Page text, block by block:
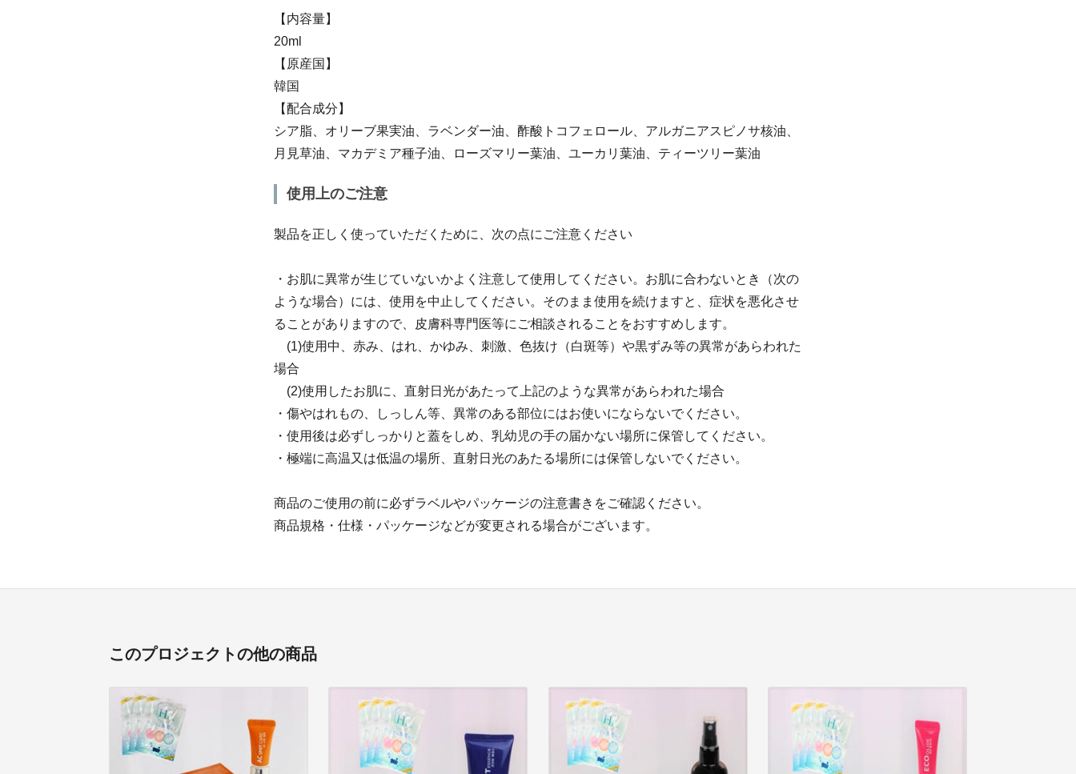
【内容量】
20ml
【原産国】
韓国
【配合成分】
シア脂、オリーブ果実油、ラベンダー油、酢酸トコフェロール、アルガニアスピノサ核油、
月見草油、マカデミア種子油、ローズマリー葉油、ユーカリ葉油、ティーツリー葉油
使用上のご注意
製品を正しく使っていただくために、次の点にご注意ください
・お肌に異常が生じていないかよく注意して使用してください。お肌に合わないとき（次の
ような場合）には、使用を中止してください。そのまま使用を続けますと、症状を悪化させ
ることがありますので、皮膚科専門医等にご相談されることをおすすめします。
(1)使用中、赤み、はれ、かゆみ、刺激、色抜け（白斑等）や黒ずみ等の異常があらわれた
場合
(2)使用したお肌に、直射日光があたって上記のような異常があらわれた場合
・傷やはれもの、しっしん等、異常のある部位にはお使いにならないでください。
・使用後は必ずしっかりと蓋をしめ、乳幼児の手の届かない場所に保管してください。
・極端に高温又は低温の場所、直射日光のあたる場所には保管しないでください。
商品のご使用の前に必ずラベルやパッケージの注意書きをご確認ください。
商品規格・仕様・パッケージなどが変更される場合がございます。
このプロジェクトの他の商品